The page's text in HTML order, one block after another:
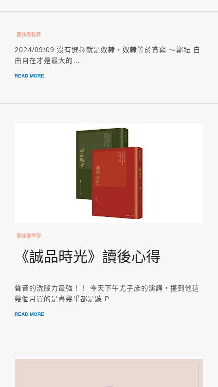
麗莎看世界
2024/09/09 沒有選擇就是奴隸，奴隸等於貧窮 ～鄭耘 自
由自在才是最大的…
READ MORE
麗莎愛學習
《誠品時光》讀後心得
聲音的洗腦力最強！！ 今天下午尤子彦的演講，提到他這
幾個月買的是書幾乎都是聽 P…
READ MORE